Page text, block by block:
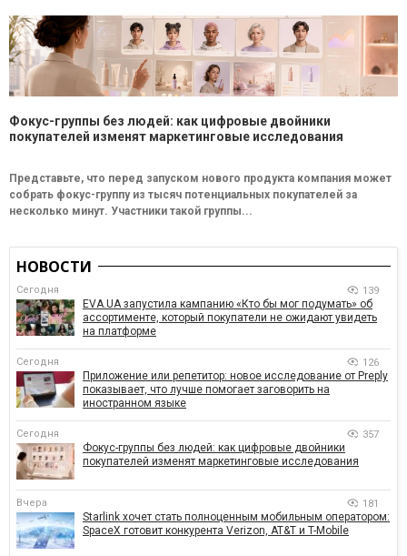
Фокус-группы без людей: как цифровые двойники
покупателей изменят маркетинговые исследования
Представьте, что перед запуском нового продукта компания может
собрать фокус-группу из тысяч потенциальных покупателей за
несколько минут. Участники такой группы...
НОВОСТИ
Сегодня 139
EVA.UA запустила кампанию «Кто бы мог подумать» об
ассортименте, который покупатели не ожидают увидеть
на платформе
Сегодня 126
Приложение или репетитор: новое исследование от Preply
показывает, что лучше помогает заговорить на
иностранном языке
Сегодня 357
Фокус-группы без людей: как цифровые двойники
покупателей изменят маркетинговые исследования
Вчера 181
Starlink хочет стать полноценным мобильным оператором:
SpaceX готовит конкурента Verizon, AT&T и T-Mobile